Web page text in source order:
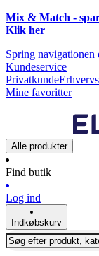
Mix & Match -
Klik her
Spring navigationen
Kundeservice
Privatkunde
Mine favoritter
Alle produkter
Find butik
Log ind
Indkøbskurv